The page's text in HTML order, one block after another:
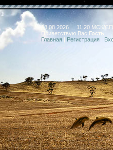
08.08.2026 11:20 МСК/
Приветствую Вас Гость
Главная | Регистрация |